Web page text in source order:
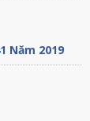
Năm 2019